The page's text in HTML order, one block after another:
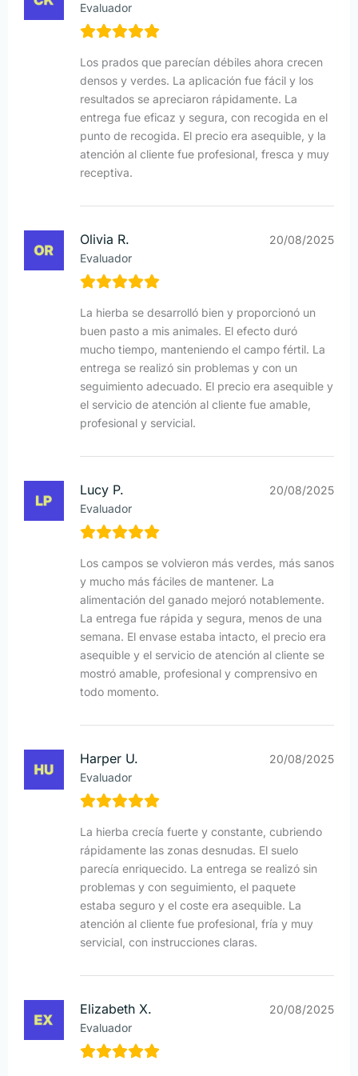
Evaluador
Los prados que parecían débiles ahora crecen
densos y verdes. La aplicación fue fácil y los
resultados se apreciaron rápidamente. La
entrega fue eficaz y segura, con recogida en el
punto de recogida. El precio era asequible, y la
atención al cliente fue profesional, fresca y muy
receptiva.
Olivia R.
Evaluador
20/08/2025
La hierba se desarrolló bien y proporcionó un
buen pasto a mis animales. El efecto duró
mucho tiempo, manteniendo el campo fértil. La
entrega se realizó sin problemas y con un
seguimiento adecuado. El precio era asequible y
el servicio de atención al cliente fue amable,
profesional y servicial.
Lucy P.
Evaluador
20/08/2025
Los campos se volvieron más verdes, más sanos
y mucho más fáciles de mantener. La
alimentación del ganado mejoró notablemente.
La entrega fue rápida y segura, menos de una
semana. El envase estaba intacto, el precio era
asequible y el servicio de atención al cliente se
mostró amable, profesional y comprensivo en
todo momento.
Harper U.
Evaluador
20/08/2025
La hierba crecía fuerte y constante, cubriendo
rápidamente las zonas desnudas. El suelo
parecía enriquecido. La entrega se realizó sin
problemas y con seguimiento, el paquete
estaba seguro y el coste era asequible. La
atención al cliente fue profesional, fría y muy
servicial, con instrucciones claras.
Elizabeth X.
Evaluador
20/08/2025